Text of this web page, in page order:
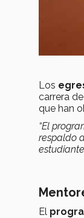
Los
carrera de
que han
“El
respaldo
El